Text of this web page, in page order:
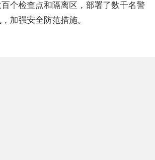
个检查点和隔离区，部署了数千名警
加强安全防范措施。